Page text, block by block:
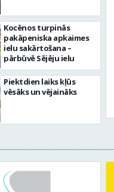
Kocēnos turpinās
pakāpeniska apkaimes
ielu sakārtošana –
pārbūvē Sējēju ielu
Piektdien laiks kļūs
vēsāks un vējaināks